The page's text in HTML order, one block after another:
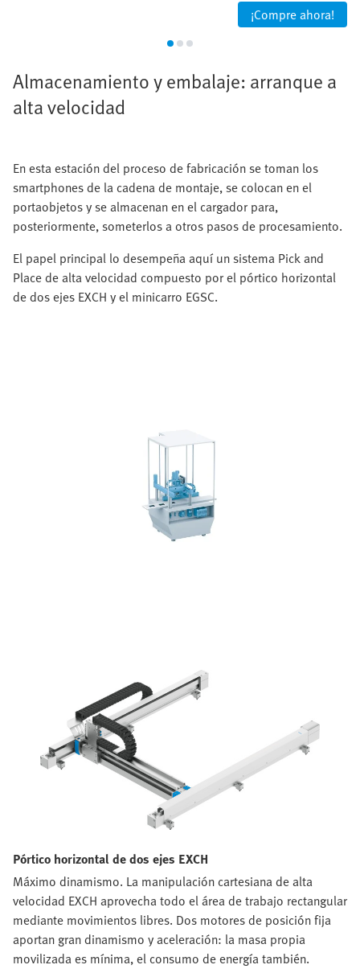
¡Compre ahora!
Almacenamiento y embalaje: arranque a
alta velocidad
En esta estación del proceso de fabricación se toman los
smartphones de la cadena de montaje, se colocan en el
portaobjetos y se almacenan en el cargador para,
posteriormente, someterlos a otros pasos de procesamiento.
El papel principal lo desempeña aquí un sistema Pick and
Place de alta velocidad compuesto por el pórtico horizontal
de dos ejes EXCH y el minicarro EGSC.
Pórtico horizontal de dos ejes EXCH
Máximo dinamismo. La manipulación cartesiana de alta
velocidad EXCH aprovecha todo el área de trabajo rectangular
mediante movimientos libres. Dos motores de posición fija
aportan gran dinamismo y aceleración: la masa propia
movilizada es mínima, el consumo de energía también.